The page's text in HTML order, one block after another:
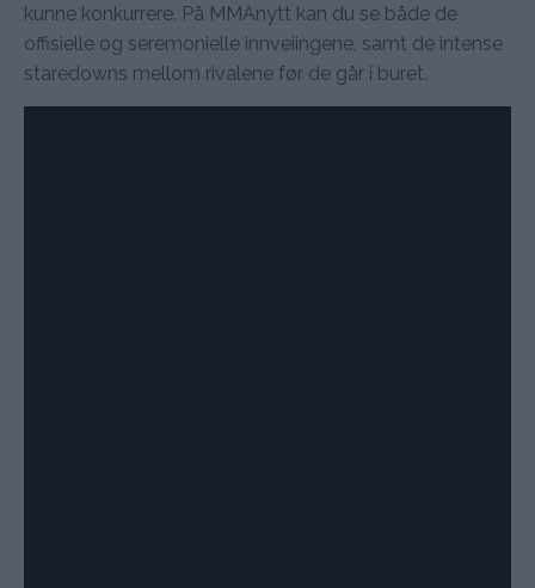
kunne konkurrere. På MMAnytt kan du se både de
offisielle og seremonielle innveiingene, samt de intense
staredowns mellom rivalene før de går i buret.